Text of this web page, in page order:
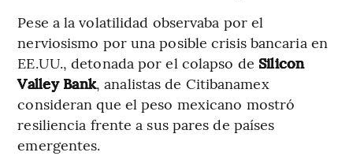
Pese a la volatilidad observaba por el
nerviosismo por una posible crisis bancaria en
EE.UU., detonada por el colapso de Silicon
Valley Bank, analistas de Citibanamex
consideran que el peso mexicano mostró
resiliencia frente a sus pares de países
emergentes.